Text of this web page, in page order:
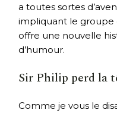
a toutes sortes
impliquant le groupe
offre une nouvelle
d’humour.
Sir Philip perd la
Comme je vous le